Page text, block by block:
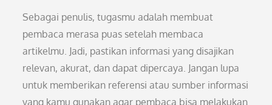
Sebagai penulis, tugasmu adalah membuat
pembaca merasa puas setelah membaca
artikelmu. Jadi, pastikan informasi yang disajikan
relevan, akurat, dan dapat dipercaya. Jangan lupa
untuk memberikan referensi atau sumber informasi
yang kamu gunakan agar pembaca bisa melakukan